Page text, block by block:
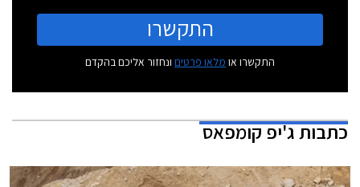
התקשרו
התקשרו או מלאו פרטים ונחזור אליכם בהקדם
כתבותג'יפ קומפאס